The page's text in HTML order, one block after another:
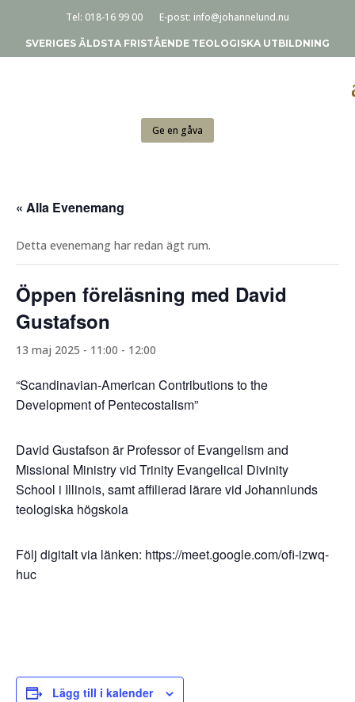
Tel: 018-16 99 00 E-post: info@johannelund.nu
SVERIGES ÄLDSTA FRISTÅENDE TEOLOGISKA UTBILDNING
Ge en gåva
« Alla Evenemang
Detta evenemang har redan ägt rum.
Öppen föreläsning med David
Gustafson
13 maj 2025 - 11:00 - 12:00
“Scandinavian-American Contributions to the
Development of Pentecostalism”
David Gustafson är Professor of Evangelism and
Missional Ministry vid Trinity Evangelical Divinity
School i Illinois, samt affilierad lärare vid Johannlunds
teologiska högskola
Följ digitalt via länken: https://meet.google.com/ofi-izwq-
huc
Lägg till i kalender